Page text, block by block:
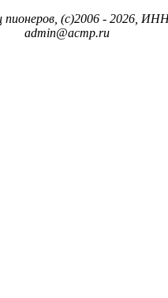
пионеров, (c)2006 - 2026,
admin@acmp.ru